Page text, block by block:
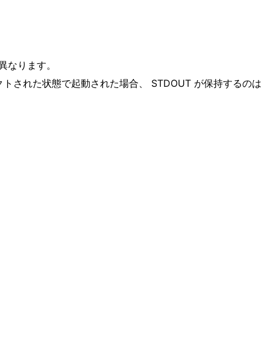
ります。
された状態で起動された場合、 STDOUT が保持するのは